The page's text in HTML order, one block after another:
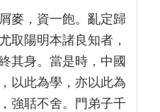
麥，資一飽。亂定歸
取陽明本諸良知者，
其身。當是時，中國
以此為學，亦以此為
強聒不舍。門弟子千